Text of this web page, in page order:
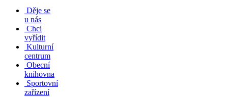
Děje se
u nás
Chci
vyřídit
Kulturní
centrum
Obecní
knihovna
Sportovní
zařízení